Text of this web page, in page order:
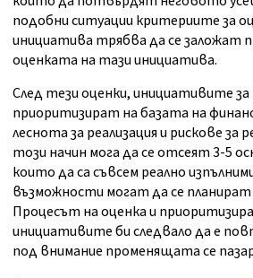
подобни ситуации критериите за
инициатива трябва да се заложат
оценката на тази инициатива.
След тези оценки, инициативите
приоритизират на базата на
леснота за реализация и рискове за
този начин мога да се отсеят 3-5
които да са съвсем реално
възможности могат да се планират
Процесът на оценка и
инициативите би следвало да е
под внимание променящата се